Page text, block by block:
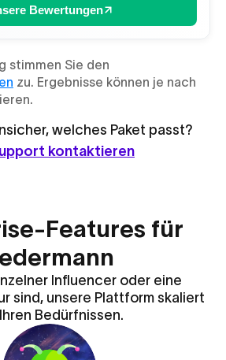
Bewertungen
stimmen Sie den
zu. Ergebnisse können je nach
welches Paket passt?
kontaktieren
Features für
Influencer oder eine
sind, unsere Plattform skaliert
Bedürfnissen.